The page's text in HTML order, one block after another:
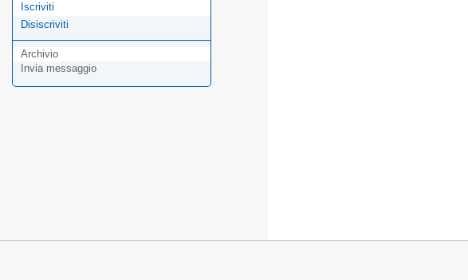
Iscriviti
Disiscriviti
Archivio
Invia messaggio